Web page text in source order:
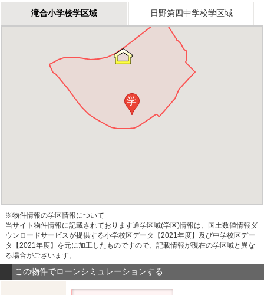
滝合小学校学区域 日野第四中学校学区域
学
※物件情報の学区情報について
当サイト物件情報に記載されております通学区域(学区)情報は、国土数値情報ダ
ウンロードサービスが提供する小学校区データ【2021年度】及び中学校区デー
タ【2021年度】を元に加工したものですので、記載情報が現在の学区域と異な
る場合がございます。
この物件でローンシミュレーションする